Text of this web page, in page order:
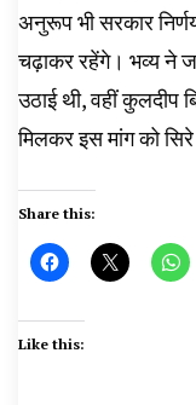
अनुरूप भी सरकार
चढ़ाकर रहेंगे। भव्य ने
उठाई थी, वहीं कुलदीप
मिलकर इस मांग को
Share this:
Like this: